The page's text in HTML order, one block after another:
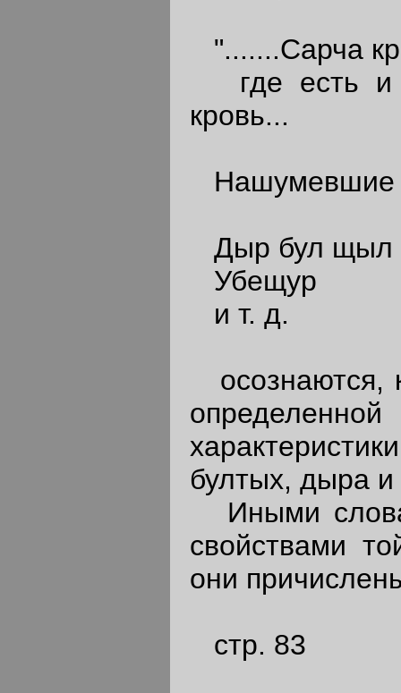
".......Сарча
где есть и
кровь...
Нашумевшие
Дыр бул щыл
Убещур
и т. д.
осознаются,
бултых, дыра и
Иными
свойствами
они
стр. 83